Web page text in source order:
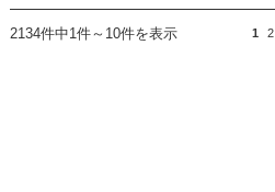
2134件中1件～10件を表示 1 2